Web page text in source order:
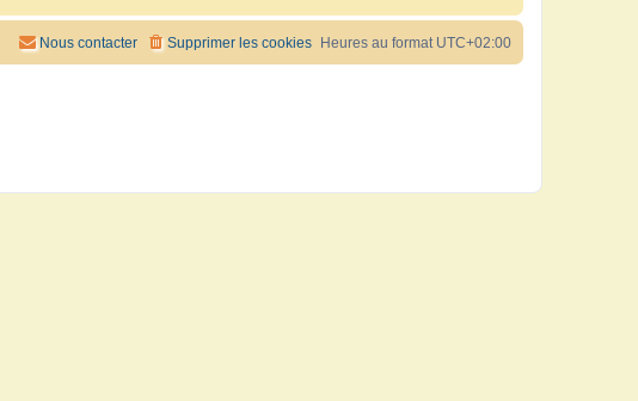
Heures au format UTC+02:00
Supprimer les cookies
Nous contacter